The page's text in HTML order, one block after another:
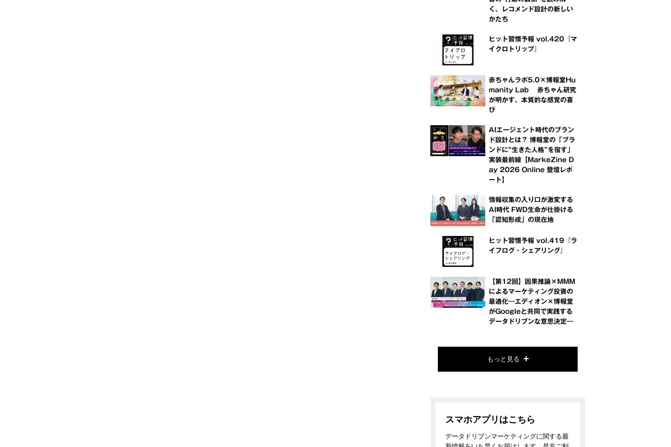
く、レコメンド設計の新しい
かたち
ヒット習慣予報 vol.420『マ
イクロトリップ』
赤ちゃんラボ5.0×博報堂Hu
manity Lab 赤ちゃん研究
が明かす、本質的な感覚の喜
び
AIエージェント時代のブラン
ド設計とは？ 博報堂の「ブラ
ンドに“生きた人格”を宿す」
実装最前線【MarkeZine D
ay 2026 Online 登壇レポ
ート】
情報収集の入り口が激変する
AI時代 FWD生命が仕掛ける
「認知形成」の現在地
ヒット習慣予報 vol.419『ラ
イフログ・シェアリング』
【第12回】因果推論×MMM
によるマーケティング投資の
最適化―エディオン×博報堂
がGoogleと共同で実践する
データドリブンな意思決定―
もっと見る
スマホアプリはこちら
データドリブンマーケティングに関する最